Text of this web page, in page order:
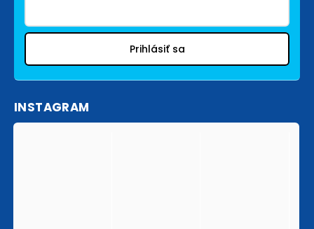
Prihlásiť sa
INSTAGRAM